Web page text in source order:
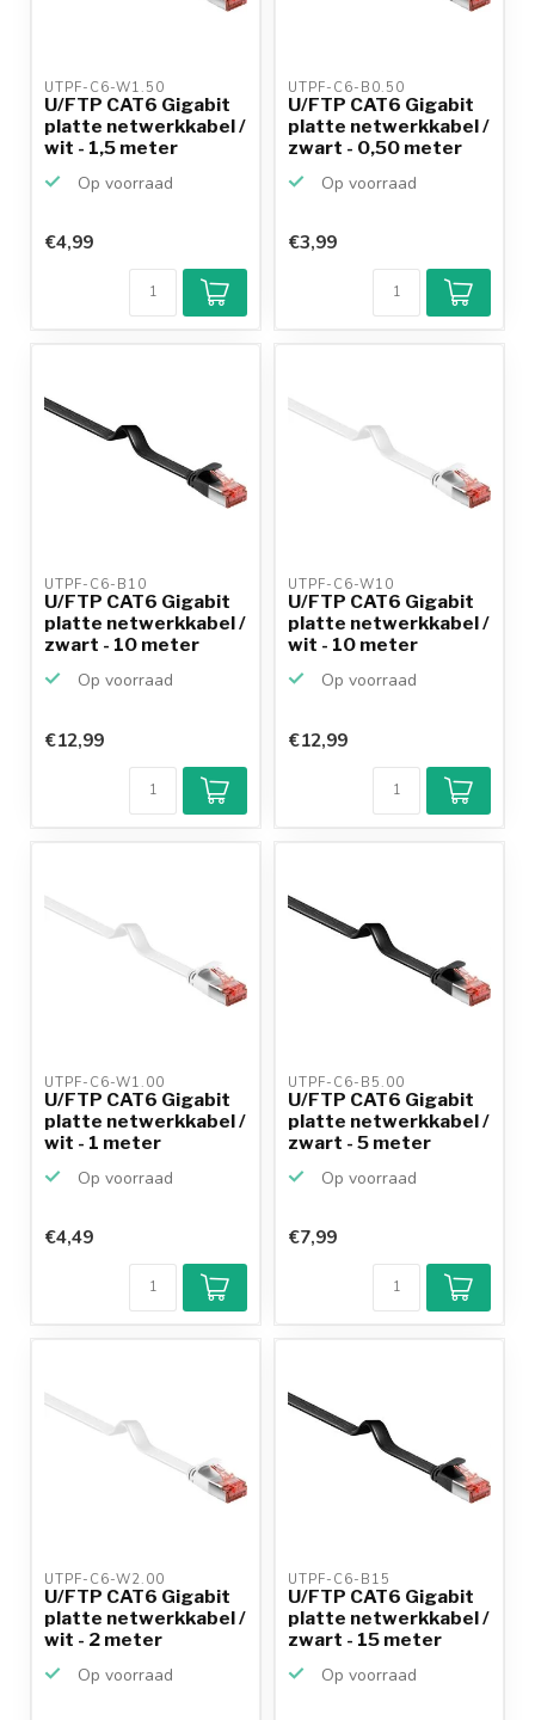
UTPF-C6-W1.50
U/FTP CAT6 Gigabit
platte netwerkkabel /
wit - 1,5 meter
Op voorraad
€4,99
UTPF-C6-B0.50
U/FTP CAT6 Gigabit
platte netwerkkabel /
zwart - 0,50 meter
Op voorraad
€3,99
UTPF-C6-B10
U/FTP CAT6 Gigabit
platte netwerkkabel /
zwart - 10 meter
Op voorraad
€12,99
UTPF-C6-W10
U/FTP CAT6 Gigabit
platte netwerkkabel /
wit - 10 meter
Op voorraad
€12,99
UTPF-C6-W1.00
U/FTP CAT6 Gigabit
platte netwerkkabel /
wit - 1 meter
Op voorraad
€4,49
UTPF-C6-B5.00
U/FTP CAT6 Gigabit
platte netwerkkabel /
zwart - 5 meter
Op voorraad
9,2/10
Achteraf
betalen mogelijk
€7,99
UTPF-C6-W2.00
U/FTP CAT6 Gigabit
platte netwerkkabel /
wit - 2 meter
Op voorraad
UTPF-C6-B15
U/FTP CAT6 Gigabit
platte netwerkkabel /
zwart - 15 meter
Op voorraad